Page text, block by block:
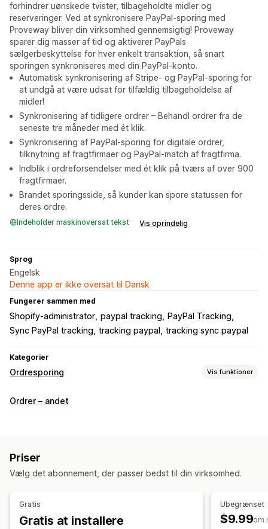
forhindrer uønskede tvister, tilbageholdte midler og
reserveringer. Ved at synkronisere PayPal-sporing med
Proveway bliver din virksomhed gennemsigtig! Proveway
sparer dig masser af tid og aktiverer PayPals
sælgerbeskyttelse for hver enkelt transaktion, så snart
sporingen synkroniseres med din PayPal-konto.
Automatisk synkronisering af Stripe- og PayPal-sporing for
at undgå at være udsat for tilfældig tilbageholdelse af
midler!
Synkronisering af tidligere ordrer – Behandl ordrer fra de
seneste tre måneder med ét klik.
Synkronisering af PayPal-sporing for digitale ordrer,
tilknytning af fragtfirmaer og PayPal-match af fragtfirma.
Indblik i ordreforsendelser med ét klik på tværs af over 900
fragtfirmaer.
Brandet sporingsside, så kunder kan spore statussen for
deres ordre.
Indeholder maskinoversat tekst Vis oprindelig
Sprog
Engelsk
Denne app er ikke oversat til Dansk
Fungerer sammen med
Shopify-administrator paypal tracking
PayPal Tracking
Sync PayPal tracking tracking paypal tracking sync paypal
Kategorier
Ordresporing Vis funktioner
Sporing
Mail Oversættelse
Ordrer – andet
Priser
Vælg det abonnement, der passer bedst til din virksomhed.
Gratis
Gratis at installere
Ubegrænset
$9.99om